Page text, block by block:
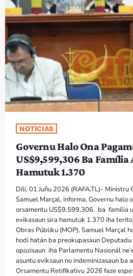
PODCAST SIRA
PROGRAMA SIRA
VÍDEO SIRA
EVENTU SIRA
KONTAKTU SIRA
TÉTUM
TÉTUM
PORTUGUÊS
PRÓXIMOS PROGRAMAS
NOTICIAS
Governu Halo Ona
US$9,599,306 Ba
Hamutuk 1.370
Díli, 01 Juñu 2026 (RAFA.TL)- Ministru
Samuel Marçal, informa, Governu halo
orsamentu US$9,599,306, ba família
evikasaun sira hamutuk 1.370 iha
Obras Públiku (MOP), Samuel Marçal
hodi hatán ba preokupasaun
opozisaun iha Parlamentu Nasionál
asuntu eviksaun no indeminizasaun ba
Orsamentu Retifikativu 2026 faze